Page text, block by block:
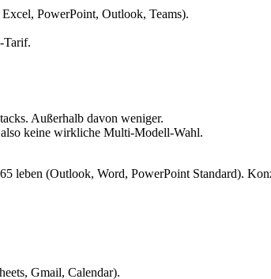
PowerPoint, Outlook, Teams).
Tarif.
Außerhalb davon weniger.
keine wirkliche Multi-Modell-Wahl.
leben (Outlook, Word, PowerPoint Standard).
Gmail, Calendar).